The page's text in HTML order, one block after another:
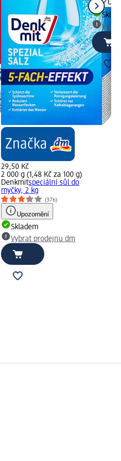
29,50 Kč
2 000 g (1,48 Kč za 100 g)
Denkmitspeciální sůl do
myčky, 2 kg
(376)
Upozornění
Skladem
Vybrat prodejnu dm